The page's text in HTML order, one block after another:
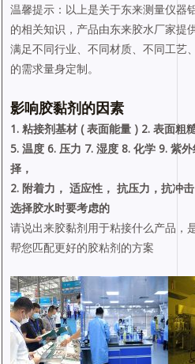
温馨提示：以上是关于东来测量仪器
的相关知识，产品由东来胶水厂家提
满足不同行业、不同材质、不同工艺
的需求量身定制。
影响胶黏剂的因素
1. 粘接剂基材 ( 表面能量 ) 2. 表面粗
5. 温度 6. 压力 7. 湿度 8. 化学 9. 紫
择，
2. 附着力， 适应性， 抗压力，抗冲
选择胶水时要考虑的
请说出来胶黏剂用于粘接什么产品，
帮您匹配更好的胶粘剂的方案